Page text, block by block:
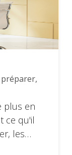
préparer,
plus en
ce qu'il
les